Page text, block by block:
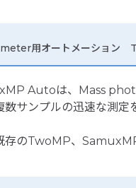
用オートメーション
Autoは、Mass
数サンプルの迅速な測
存のTwoMP、